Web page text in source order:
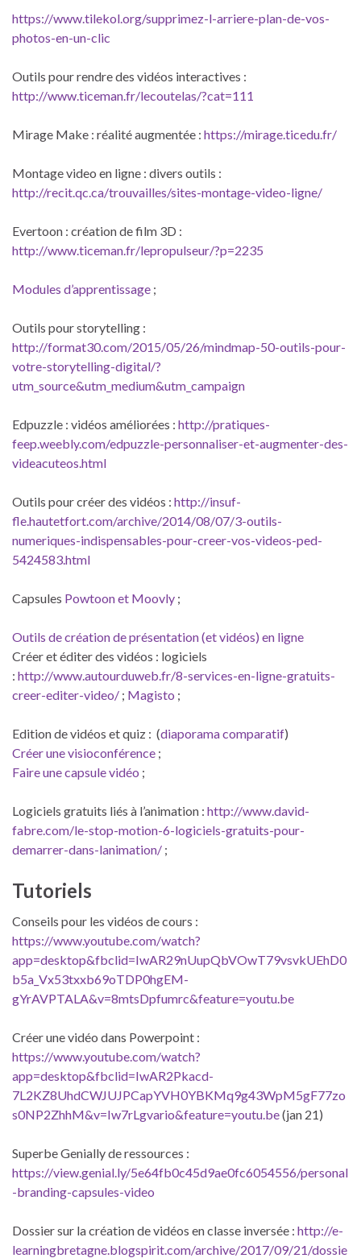
https://www.tilekol.org/supprimez-l-arriere-plan-de-vos-
photos-en-un-clic
Outils pour rendre des vidéos interactives :
http://www.ticeman.fr/lecoutelas/?cat=111
Mirage Make : réalité augmentée : https://mirage.ticedu.fr/
Montage video en ligne : divers outils :
http://recit.qc.ca/trouvailles/sites-montage-video-ligne/
Evertoon : création de film 3D :
http://www.ticeman.fr/lepropulseur/?p=2235
Modules d’apprentissage ;
Outils pour storytelling :
http://format30.com/2015/05/26/mindmap-50-outils-pour-
votre-storytelling-digital/?
utm_source&utm_medium&utm_campaign
Edpuzzle : vidéos améliorées : http://pratiques-
feep.weebly.com/edpuzzle-personnaliser-et-augmenter-des-
videacuteos.html
Outils pour créer des vidéos : http://insuf-
fle.hautetfort.com/archive/2014/08/07/3-outils-
numeriques-indispensables-pour-creer-vos-videos-ped-
5424583.html
Capsules Powtoon et Moovly ;
Outils de création de présentation (et vidéos) en ligne
Créer et éditer des vidéos : logiciels
: http://www.autourduweb.fr/8-services-en-ligne-gratuits-
creer-editer-video/ ; Magisto ;
Edition de vidéos et quiz : (diaporama comparatif)
Créer une visioconférence ;
Faire une capsule vidéo ;
Logiciels gratuits liés à l’animation : http://www.david-
fabre.com/le-stop-motion-6-logiciels-gratuits-pour-
demarrer-dans-lanimation/ ;
Tutoriels
Conseils pour les vidéos de cours :
https://www.youtube.com/watch?
app=desktop&fbclid=IwAR29nUupQbVOwT79vsvkUEhD0
b5a_Vx53txxb69oTDP0hgEM-
gYrAVPTALA&v=8mtsDpfumrc&feature=youtu.be
Créer une vidéo dans Powerpoint :
https://www.youtube.com/watch?
app=desktop&fbclid=IwAR2Pkacd-
7L2KZ8UhdCWJUJPCapYVH0YBKMq9g43WpM5gF77zo
s0NP2ZhhM&v=Iw7rLgvario&feature=youtu.be(jan 21)
Superbe Genially de ressources :
https://view.genial.ly/5e64fb0c45d9ae0fc6054556/personal
-branding-capsules-video
Dossier sur la création de vidéos en classe inversée : http://e-
learningbretagne.blogspirit.com/archive/2017/09/21/dossie